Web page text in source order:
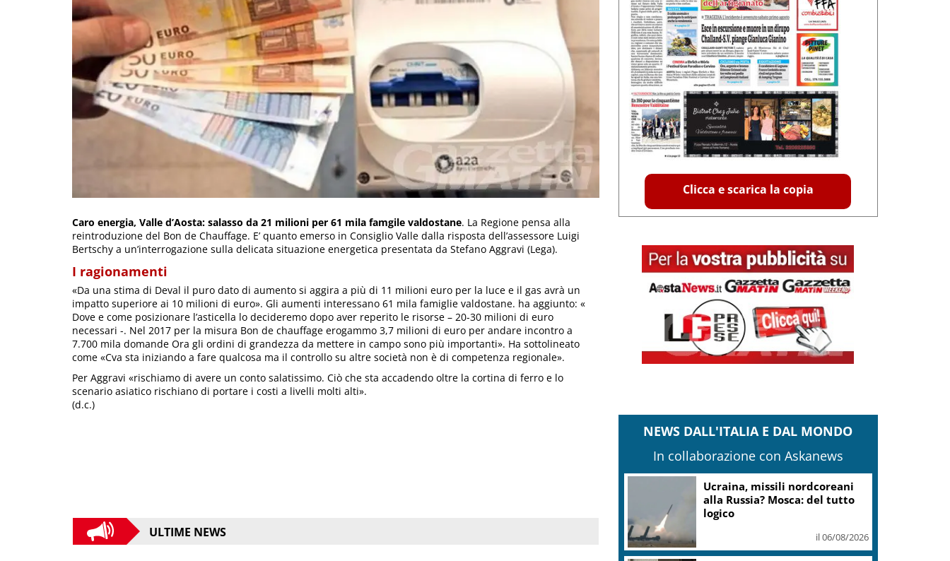
Caro energia, Valle d’Aosta: salasso da 21 milioni per 61 mila famgile valdostane. La Regione pensa alla
reintroduzione del Bon de Chauffage. E’ quanto emerso in Consiglio Valle dalla risposta dell’assessore Luigi
Bertschy a un’interrogazione sulla delicata situazione energetica presentata da Stefano Aggravi (Lega).
I ragionamenti
«Da una stima di Deval il puro dato di aumento si aggira a più di 11 milioni euro per la luce e il gas avrà un
impatto superiore ai 10 milioni di euro». Gli aumenti interessano 61 mila famiglie valdostane. ha aggiunto: «
Dove e come posizionare l’asticella lo decideremo dopo aver reperito le risorse – 20-30 milioni di euro
necessari -. Nel 2017 per la misura Bon de chauffage erogammo 3,7 milioni di euro per andare incontro a
7.700 mila domande Ora gli ordini di grandezza da mettere in campo sono più importanti». Ha sottolineato
come «Cva sta iniziando a fare qualcosa ma il controllo su altre società non è di competenza regionale».
Per Aggravi «rischiamo di avere un conto salatissimo. Ciò che sta accadendo oltre la cortina di ferro e lo
scenario asiatico rischiano di portare i costi a livelli molti alti».
(d.c.)
ULTIME NEWS
Clicca e scarica la copia
NEWS DALL'ITALIA E DAL MONDO
In collaborazione con Askanews
Ucraina, missili nordcoreani
alla Russia? Mosca: del tutto
logico
il 06/08/2026